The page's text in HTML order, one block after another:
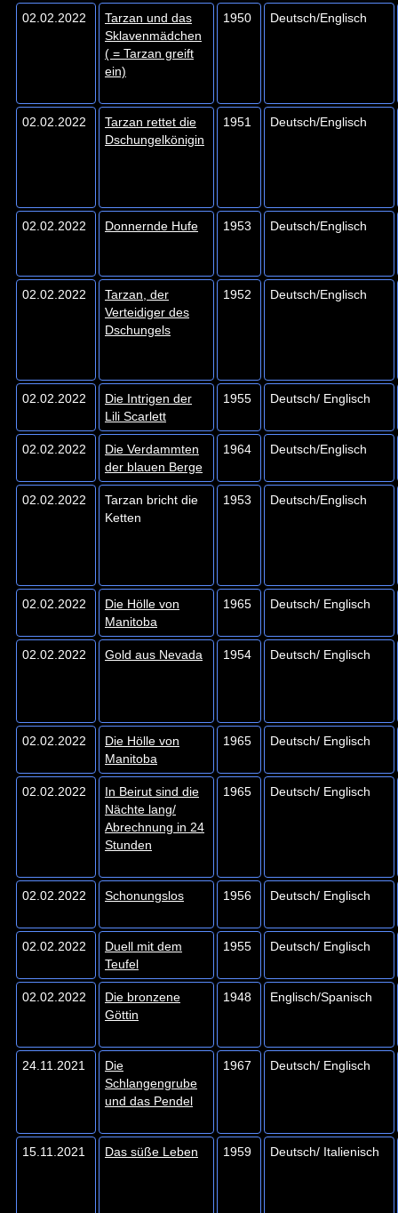
02.02.2022
Tarzan und das
Sklavenmädchen
( = Tarzan greift
ein)
1950 Deutsch/Englisch
02.02.2022
Tarzan rettet die
Dschungelkönigin
1951 Deutsch/Englisch
02.02.2022 Donnernde Hufe 1953 Deutsch/Englisch
02.02.2022
Tarzan, der
Verteidiger des
Dschungels
1952 Deutsch/Englisch
02.02.2022
Die Intrigen der
Lili Scarlett
1955 Deutsch/ Englisch
02.02.2022
Die Verdammten
der blauen Berge
1964 Deutsch/Englisch
02.02.2022
Tarzan bricht die
Ketten
1953 Deutsch/Englisch
02.02.2022
Die Hölle von
Manitoba
1965 Deutsch/ Englisch
02.02.2022 Gold aus Nevada 1954 Deutsch/ Englisch
02.02.2022
Die Hölle von
Manitoba
1965 Deutsch/ Englisch
02.02.2022
In Beirut sind die
Nächte lang/
Abrechnung in 24
Stunden
1965 Deutsch/ Englisch
02.02.2022 Schonungslos 1956 Deutsch/ Englisch
02.02.2022
Duell mit dem
Teufel
1955 Deutsch/ Englisch
02.02.2022
Die bronzene
Göttin
1948 Englisch/Spanisch
24.11.2021
Die
Schlangengrube
und das Pendel
1967 Deutsch/ Englisch
15.11.2021 Das süße Leben 1959 Deutsch/ Italienisch